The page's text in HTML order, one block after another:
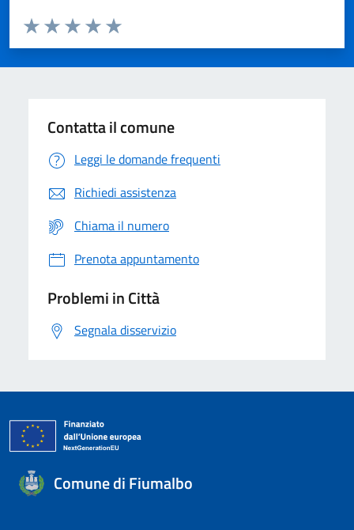
Domanda
Valuta da 1 a 5 stelle la pagina
Valuta 5 stelle su 5
Valuta 4 stelle su 5
Valuta 3 stelle su 5
Valuta 2 stelle su 5
Valuta 1 stelle su 5
Contatta il comune
Leggi le domande frequenti
Richiedi assistenza
Chiama il numero
Prenota appuntamento
Problemi in Città
Segnala disservizio
Comune di Fiumalbo